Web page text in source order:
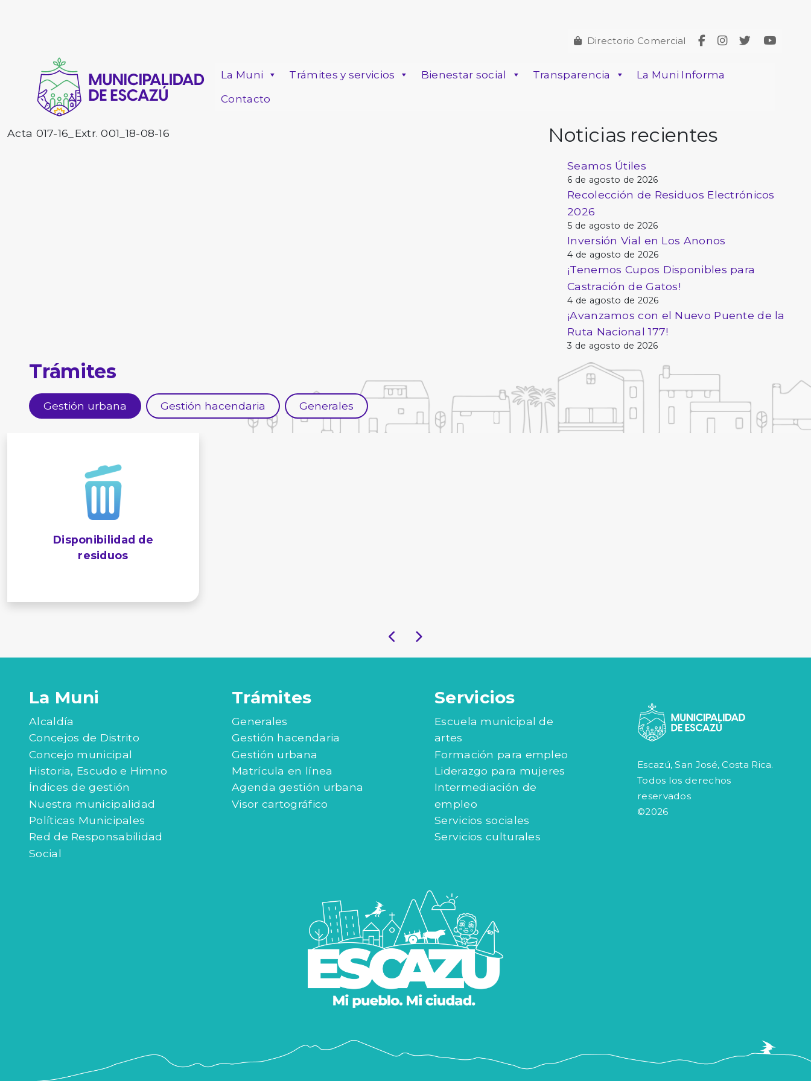
Directorio Comercial
La Muni Trámites y servicios Bienestar social Transparencia
La Muni Informa
Contacto
Acta 017-16_Extr. 001_18-08-16 Noticias recientes
Seamos Útiles
6 de agosto de 2026
Recolección de Residuos Electrónicos
2026
5 de agosto de 2026
Inversión Vial en Los Anonos
4 de agosto de 2026
¡Tenemos Cupos Disponibles para
Castración de Gatos!
4 de agosto de 2026
¡Avanzamos con el Nuevo Puente de la
Ruta Nacional 177!
3 de agosto de 2026
Trámites
Gestión urbana Gestión hacendaria Generales
Disponibilidad de
residuos
La Muni
Alcaldía
Concejos de Distrito
Concejo municipal
Historia, Escudo e Himno
Índices de gestión
Nuestra municipalidad
Políticas Municipales
Red de Responsabilidad
Social
Trámites
Generales
Gestión hacendaria
Gestión urbana
Matrícula en línea
Agenda gestión urbana
Visor cartográfico
Servicios
Escuela municipal de
artes
Formación para empleo
Liderazgo para mujeres
Intermediación de
empleo
Servicios sociales
Servicios culturales
Escazú, San José, Costa Rica.
Todos los derechos
reservados
©2026